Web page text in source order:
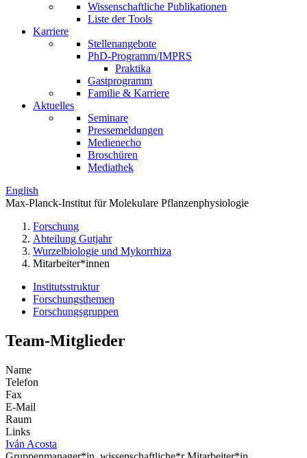
Wissenschaftliche Publikationen
Liste der Tools
Karriere
Stellenangebote
PhD-Programm/IMPRS
Praktika
Gastprogramm
Familie & Karriere
Aktuelles
Seminare
Pressemeldungen
Medienecho
Broschüren
Mediathek
English
Max-Planck-Institut für Molekulare Pflanzenphysiologie
Forschung
Abteilung Gutjahr
Wurzelbiologie und Mykorrhiza
Mitarbeiter*innen
Institutsstruktur
Forschungsthemen
Forschungsgruppen
Team-Mitglieder
Name
Telefon
Fax
E-Mail
Raum
Links
Iván Acosta